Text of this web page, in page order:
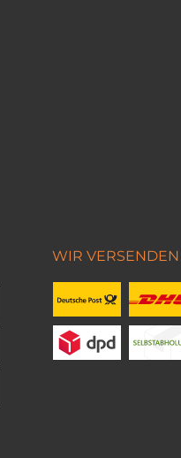
WIR VERSENDEN